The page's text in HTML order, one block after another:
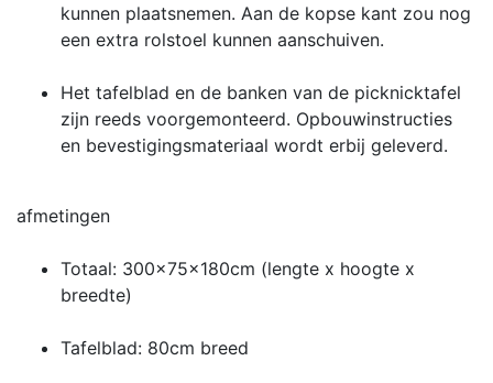
kunnen plaatsnemen. Aan de kopse kant zou nog
een extra rolstoel kunnen aanschuiven.
Het tafelblad en de banken van de picknicktafel
zijn reeds voorgemonteerd. Opbouwinstructies
en bevestigingsmateriaal wordt erbij geleverd.
afmetingen
Totaal: 300x75x180cm (lengte x hoogte x
breedte)
Tafelblad: 80cm breed